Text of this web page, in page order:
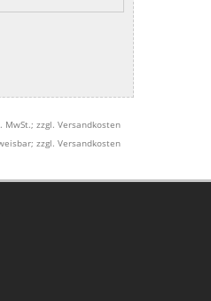
MwSt.; zzgl. Versandkosten
zzgl. Versandkosten